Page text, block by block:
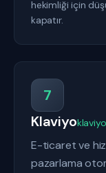
hekimliği için
kapatır.
7
Klaviyo
E-ticaret ve
pazarlama